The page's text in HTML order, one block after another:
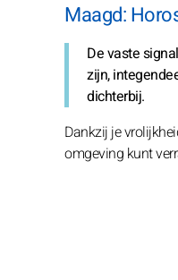
Maagd:
De vaste
zijn,
dichterbij.
Dankzij je
omgeving kunt